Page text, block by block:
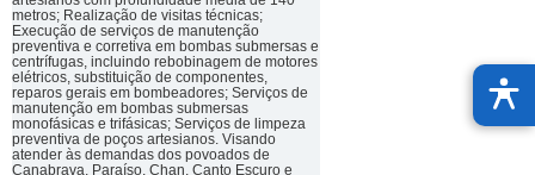
metros; Realização de visitas técnicas;
Execução de serviços de manutenção
preventiva e corretiva em bombas submersas e
centrífugas, incluindo rebobinagem de motores
elétricos, substituição de componentes,
reparos gerais em bombeadores; Serviços de
manutenção em bombas submersas
monofásicas e trifásicas; Serviços de limpeza
preventiva de poços artesianos. Visando
atender às demandas dos povoados de
Canabrava, Paraíso, Chan, Canto Escuro e